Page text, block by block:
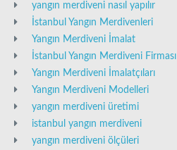
yangın merdiveni nasıl yapılır
İstanbul Yangın Merdivenleri
Yangın Merdiveni İmalat
İstanbul Yangın Merdiveni Firması
Yangın Merdiveni İmalatçıları
Yangın Merdiveni Modelleri
yangın merdiveni üretimi
istanbul yangın merdiveni
yangın merdiveni ölçüleri